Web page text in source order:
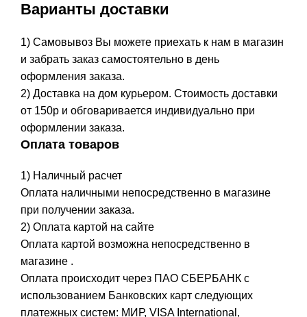
Варианты доставки
1) Самовывоз Вы можете приехать к нам в магазин
и забрать заказ самостоятельно в день
оформления заказа.
2) Доставка на дом курьером. Стоимость доставки
от 150р и обговаривается индивидуально при
оформлении заказа.
Оплата товаров
1) Наличный расчет
Оплата наличными непосредственно в магазине
при получении заказа.
2) Оплата картой на сайте
Оплата картой возможна непосредственно в
магазине .
Оплата происходит через ПАО СБЕРБАНК с
использованием Банковских карт следующих
платежных систем: МИР, VISA International,